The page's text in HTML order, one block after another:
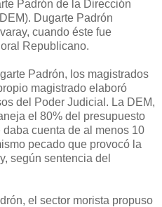
Padrón de la Dirección
Dugarte Padrón
cuando éste fue
Republicano.
Padrón, los magistrados
magistrado elaboró
del Poder Judicial. La DEM,
el 80% del presupuesto
cuenta de al menos 10
pecado que provocó la
según sentencia del
el sector morista propuso